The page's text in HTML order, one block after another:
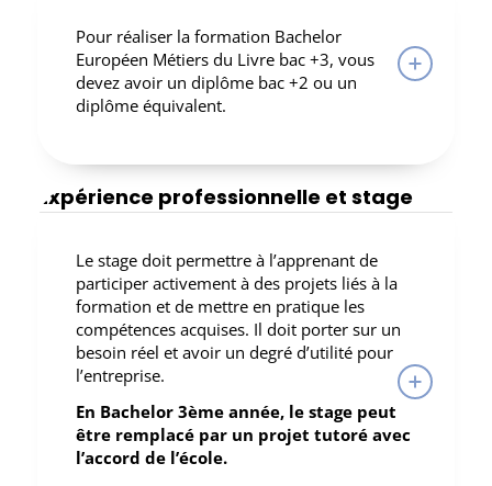
Pour réaliser la formation Bachelor
Européen Métiers du Livre bac +3, vous
devez avoir un diplôme bac +2 ou un
diplôme équivalent.
Expérience professionnelle et stage
Le stage doit permettre à l’apprenant de
participer activement à des projets liés à la
formation et de mettre en pratique les
compétences acquises. Il doit porter sur un
besoin réel et avoir un degré d’utilité pour
l’entreprise.
En Bachelor 3ème année, le stage peut
être remplacé par un projet tutoré avec
l’accord de l’école.